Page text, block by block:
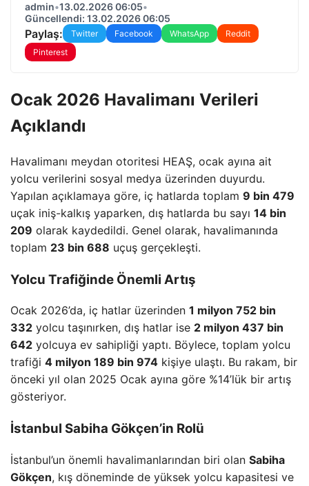
admin•13.02.2026 06:05•
Güncellendi: 13.02.2026 06:05
Paylaş: Twitter Facebook WhatsApp
Reddit
Pinterest
Ocak 2026 Havalimanı Verileri
Açıklandı
Havalimanı meydan otoritesi HEAŞ, ocak ayına ait
yolcu verilerini sosyal medya üzerinden duyurdu.
Yapılan açıklamaya göre, iç hatlarda toplam 9 bin 479
uçak iniş-kalkış yaparken, dış hatlarda bu sayı 14 bin
209 olarak kaydedildi. Genel olarak, havalimanında
toplam 23 bin 688 uçuş gerçekleşti.
Yolcu Trafiğinde Önemli Artış
Ocak 2026’da, iç hatlar üzerinden 1 milyon 752 bin
332 yolcu taşınırken, dış hatlar ise 2 milyon 437 bin
642 yolcuya ev sahipliği yaptı. Böylece, toplam yolcu
trafiği 4 milyon 189 bin 974 kişiye ulaştı. Bu rakam, bir
önceki yıl olan 2025 Ocak ayına göre %14’lük bir artış
gösteriyor.
İstanbul Sabiha Gökçen’in Rolü
İstanbul’un önemli havalimanlarından biri olan Sabiha
Gökçen, kış döneminde de yüksek yolcu kapasitesi ve